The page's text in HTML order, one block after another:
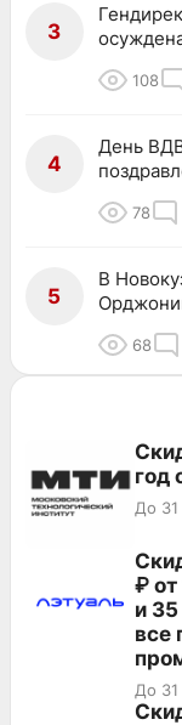
3
108
4
День
78
5
В
68
год
До 31
₽
и
все
До 31